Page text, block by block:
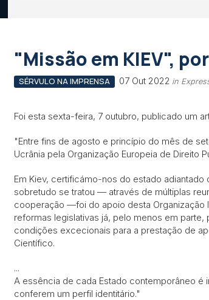
"Missão em KIEV",
SÉRVULO NA IMPRENSA 07 Out 2022 in
Foi esta sexta-feira, 7 outubro, publicado um
"Entre fins de agosto e princípio do mês de
Ucrânia pela Organização Europeia de Direito
Em Kiev, certificámo-nos do estado adiantado
sobretudo se tratou — através de múltiplas
cooperação —foi do apoio desta Organização
reformas legislativas já, pelo menos em
condições excecionais para a prestação de
Científico.
...
A essência de cada Estado contemporâneo
conferem um perfil identitário."